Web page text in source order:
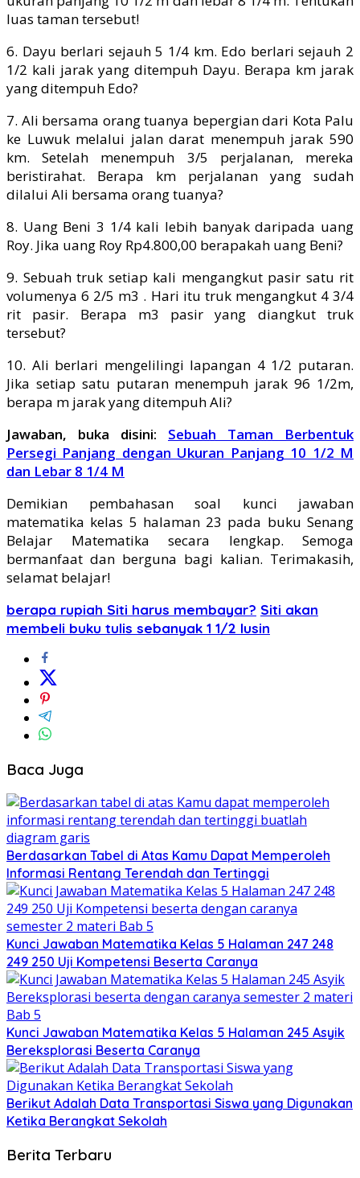
luas taman tersebut!
6. Dayu berlari sejauh 5 1/4 km. Edo berlari sejauh 2
1/2 kali jarak yang ditempuh Dayu. Berapa km jarak
yang ditempuh Edo?
7. Ali bersama orang tuanya bepergian dari Kota Palu
ke Luwuk melalui jalan darat menempuh jarak 590
km. Setelah menempuh 3/5 perjalanan, mereka
beristirahat. Berapa km perjalanan yang sudah
dilalui Ali bersama orang tuanya?
8. Uang Beni 3 1/4 kali lebih banyak daripada uang
Roy. Jika uang Roy Rp4.800,00 berapakah uang Beni?
9. Sebuah truk setiap kali mengangkut pasir satu rit
volumenya 6 2/5 m3 . Hari itu truk mengangkut 4 3/4
rit pasir. Berapa m3 pasir yang diangkut truk
tersebut?
10. Ali berlari mengelilingi lapangan 4 1/2 putaran.
Jika setiap satu putaran menempuh jarak 96 1/2m,
berapa m jarak yang ditempuh Ali?
Jawaban, buka disini: Sebuah Taman Berbentuk
Persegi Panjang dengan Ukuran Panjang 10 1/2 M
dan Lebar 8 1/4 M
Demikian pembahasan soal kunci jawaban
matematika kelas 5 halaman 23 pada buku Senang
Belajar Matematika secara lengkap. Semoga
bermanfaat dan berguna bagi kalian. Terimakasih,
selamat belajar!
berapa rupiah Siti harus membayar? Siti akan
membeli buku tulis sebanyak 1 1/2 lusin
Baca Juga
Berdasarkan Tabel di Atas Kamu Dapat Memperoleh
Informasi Rentang Terendah dan Tertinggi
Kunci Jawaban Matematika Kelas 5 Halaman 247 248
249 250 Uji Kompetensi Beserta Caranya
Kunci Jawaban Matematika Kelas 5 Halaman 245 Asyik
Bereksplorasi Beserta Caranya
Berikut Adalah Data Transportasi Siswa yang Digunakan
Ketika Berangkat Sekolah
Berita Terbaru